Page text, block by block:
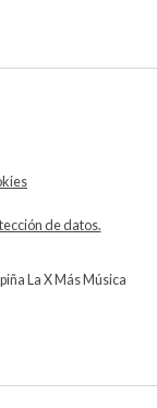
de datos.
La X Más Música